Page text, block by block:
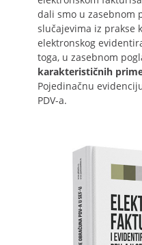
dali smo u zasebnom
slučajevima iz prakse
elektronskog
toga, u zasebnom
karakterističnih
Pojedinačnu
PDV-a.